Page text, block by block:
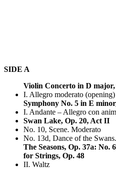
SIDE A
Violin Concerto in D major,
I. Allegro moderato (opening)
Symphony No. 5 in E
I. Andante – Allegro con
Swan Lake, Op. 20, Act II
No. 10, Scene. Moderato
No. 13d, Dance of the
The Seasons, Op. 37a: No.
for Strings, Op. 48
II. Waltz